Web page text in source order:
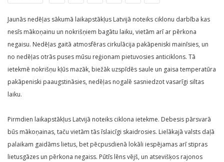
Jaunās nedēļas sākumā laikapstākļus Latvijā noteiks ciklonu darbība kas
nesīs mākoņainu un nokrišņiem bagātu laiku, vietām arī ar pērkona
negaisu. Nedēļas gaitā atmosfēras cirkulācija pakāpeniski mainīsies, un
no nedēļas otrās puses mūsu reģionam pietuvosies anticiklons. Tā
ietekmē nokrišņu kļūs mazāk, biežāk uzspīdēs saule un gaisa temperatūra
pakāpeniski paaugstināsies, nedēļas nogalē sasniedzot vasarīgi siltas
laiku.
Pirmdien laikapstākļus Latvijā noteiks ciklona ietekme. Debesis pārsvarā
būs mākoņainas, taču vietām tās īslaicīgi skaidrosies. Lielākajā valsts daļā
palaikam gaidāms lietus, bet pēcpusdienā lokāli iespējamas arī stipras
lietusgāzes un pērkona negaiss. Pūtīs lēns vējš, un atsevišķos rajonos